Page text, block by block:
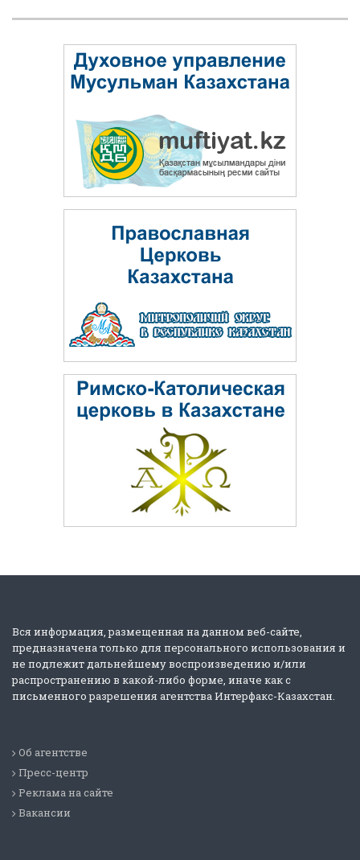
Вся информация, размещенная на данном веб-сайте,
предназначена только для персонального использования и
не подлежит дальнейшему воспроизведению и/или
распространению в какой-либо форме, иначе как с
письменного разрешения агентства Интерфакс-Казахстан.
Об агентстве
Пресс-центр
Реклама на сайте
Вакансии